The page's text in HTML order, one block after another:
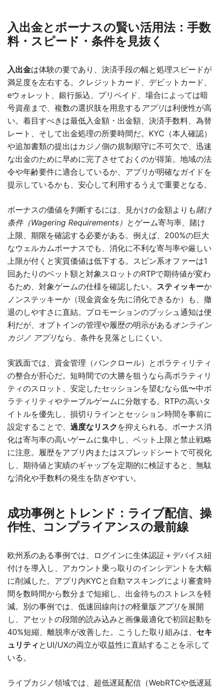
入出金とボーナスの賢い活用法：手数
料・スピード・条件を見抜く
入出金は体験の要であり、決済手段の幅と処理スピードが
満足度を左右する。クレジットカード、デビットカード、
eウォレット、銀行振込、プリペイド、場合によっては暗
号資産まで、複数の選択肢を用意する アプリは利便性が高
い。着目すべきは最低入金額・出金額、決済手数料、為替
レート、そして出金処理の所要時間だ。KYC（本人確認）
や追加書類の提出はカジノ側の規制順守に不可欠で、迅速
な出金のために早めに完了させておくのが得策。地域の法
令や年齢要件に適合しているか、アプリが明確なガイドを
提示しているかも、安心して利用するうえで重要となる。
ボーナスの価値を判断するには、見かけの金額よりも賭け
条件（Wagering Requirements） とゲーム寄与率、賭け
上限、期限を確認する必要がある。例えば、200%の巨大
なウェルカムボーナスでも、消化に不利な寄与率や厳しい
上限が付くと実質価値は低下する。スピン系オファーは1
回あたりのベット額と対象スロットのRTPで期待値が変わ
るため、対象ゲームの仕様を確認したい。 スティッキーか
ノンステッキーか（現金資金を先に消化できるか）も、撤
退のしやすさに直結。プロモーションのプッシュ通知は便
利だが、オプトインの管理や履歴の明示があるオンライン
カジノ アプリなら、条件を見落としにくい。
実践面では、資金管理（バンクロール）とボラティリティ
の整合が肝心だ。短時間での大勝を狙うなら高ボラティリ
ティのスロット、安定したセッションを望むなら低〜中ボ
ラティリティやテーブルゲームに分散する。RTPの高いタ
イトルを優先し、損切りラインとセッション時間を事前に
設定することで、 過度なリスク を抑えられる。ボーナス消
化は寄与率の高いゲームに集中し、ベット上限と禁止戦略
に注意。履歴をアプリ内またはスプレッドシートで可視化
し、期待値と実績のギャップを定期的に検証すると、無駄
な消化や手数料の発生を防ぎやすい。
成功事例とトレンド：ライブ配信、操
作性、コンプライアンスの最前線
欧州系のある事例では、ログインに生体認証＋デバイス紐
付けを導入し、アカウント乗っ取りのインシデントを大幅
に削減した。アプリ内KYCと自動マスキングにより審査時
間を数時間から数分まで短縮し、出金待ちのストレスを軽
減。別の事例では、低速回線向けの軽量版 アプリを展開
し、アセットの段階的読み込みと画像最適化で初回起動を
40%短縮、離脱率が改善した。こうした取り組みは、 セキ
ュリティ とUI/UXの両立が収益性に直結することを示して
いる。
ライブカジノ領域では、超低遅延配信（WebRTCや低遅延